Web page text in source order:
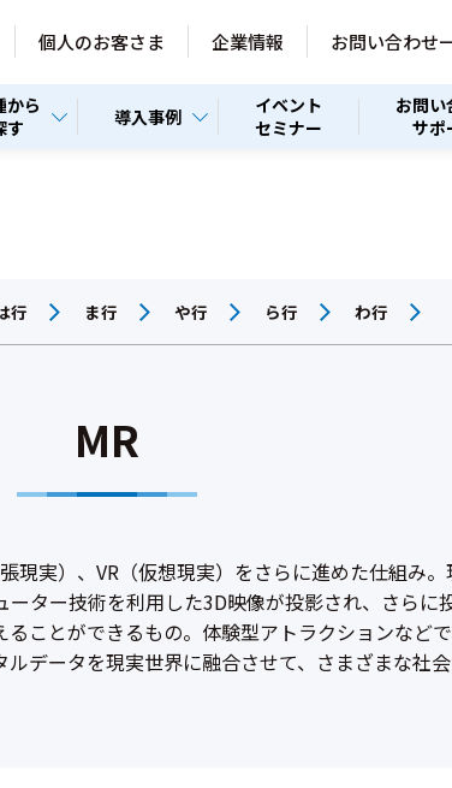
個人のお客さま 企業情報 お問い合わせ
から
す
導入事例
イベント
セミナー
お問い
サポ
行 ま行 や行 ら行 わ行
MR
現実）、VR（仮想現実）をさらに進めた仕組み
ター技術を利用した3D映像が投影され、さらに
ことができるもの。体験型アトラクションなど
データを現実世界に融合させて、さまざまな社